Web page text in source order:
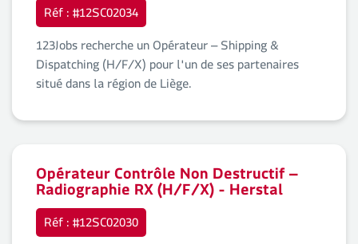
Réf : #12SC02034
123Jobs recherche un Opérateur – Shipping &
Dispatching (H/F/X) pour l'un de ses partenaires
situé dans la région de Liège.
Opérateur Contrôle Non Destructif –
Radiographie RX (H/F/X) - Herstal
Réf : #12SC02030